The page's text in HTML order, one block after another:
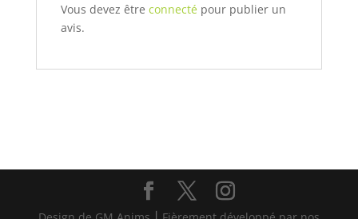
Vous devez être connectépour publier un
avis.